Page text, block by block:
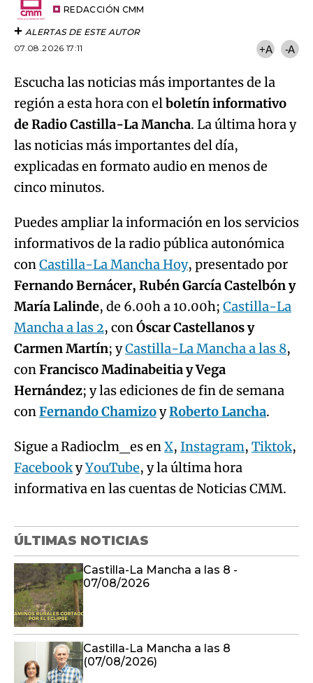
REDACCIÓN CMM
ALERTAS DE ESTE AUTOR
07.08.2026 17:11
+A -A
Escucha las noticias más importantes de la
región a esta hora con elboletín informativo
de Radio Castilla-La Mancha. La última hora y
las noticias más importantes del día,
explicadas en formato audio en menos de
cinco minutos.
Puedes ampliar la información en los servicios
informativos de la radio pública autonómica
conCastilla-La Mancha Hoy, presentado por
Fernando Bernácer, Rubén García Castelbón y
María Lalinde, de 6.00h a 10.00h; Castilla-La
Mancha a las 2, conÓscar Castellanos y
Carmen Martín; yCastilla-La Mancha a las 8,
conFrancisco Madinabeitia y Vega
Hernández; y las ediciones de fin de semana
conFernando ChamizoyRoberto Lancha.
Sigue a Radioclm_es enX, Instagram, Tiktok,
FacebookyYouTube, y la última hora
informativa en las cuentas de Noticias CMM.
ÚLTIMAS NOTICIAS
Castilla-La Mancha a las 8 -
07/08/2026
Castilla-La Mancha a las 8
(07/08/2026)